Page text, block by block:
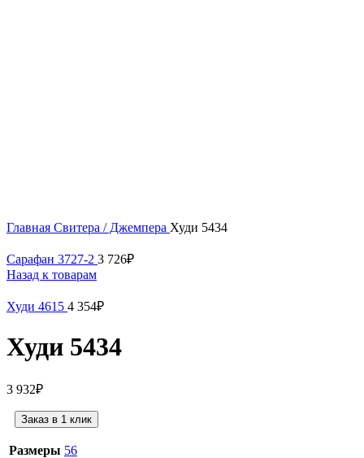
Главная Свитера / Джемпера Худи 5434
Сарафан 3727-2 3 726₽
Назад к товарам
Худи 4615 4 354₽
Худи 5434
3 932₽
Заказ в 1 клик
Размеры 56